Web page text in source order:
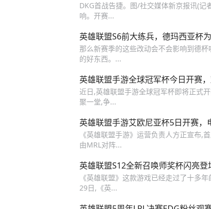
DKG首战告捷。图/社交媒体新京报讯(
响。开赛...
英雄联盟S6前大练兵，德玛西亚杯为
那么新赛季的这些改动会不会影响到德
的好东西。...
英雄联盟手游全球冠军杯今日开赛
近日,英雄联盟手游全球冠军杯即将正式
聚一堂,争...
英雄联盟手游艾欧尼亚杯5日开赛，
《英雄联盟手游》运营负责人方正宣布,
由MRL对阵...
英雄联盟S12全新召唤师奖杯闪亮登
《英雄联盟》这款游戏已经走过了十多
29日,《英...